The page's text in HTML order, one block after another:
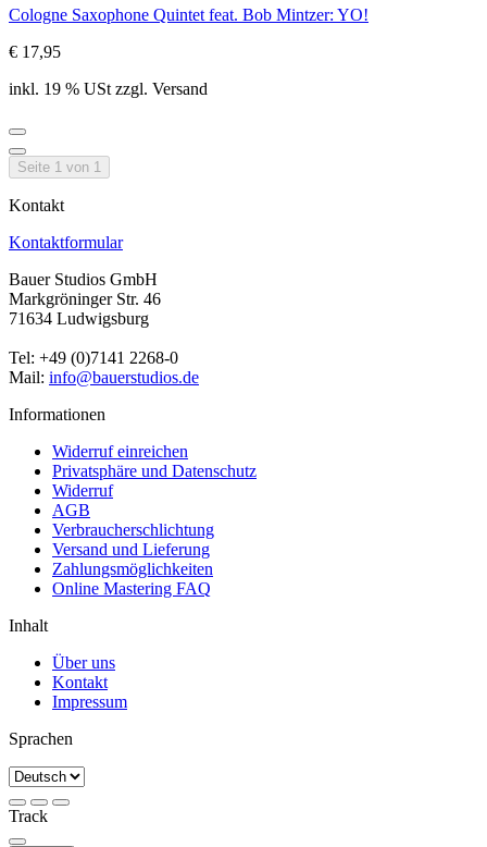
Cologne Saxophone Quintet feat. Bob Mintzer: YO!
€ 17,95
inkl. 19 % USt zzgl. Versand
Seite 1 von 1
Kontakt
Kontaktformular
Bauer Studios GmbH
Markgröninger Str. 46
71634 Ludwigsburg
Tel: +49 (0)7141 2268-0
Mail: info@bauerstudios.de
Informationen
Widerruf einreichen
Privatsphäre und Datenschutz
Widerruf
AGB
Verbraucherschlichtung
Versand und Lieferung
Zahlungsmöglichkeiten
Online Mastering FAQ
Inhalt
Über uns
Kontakt
Impressum
Sprachen
Track